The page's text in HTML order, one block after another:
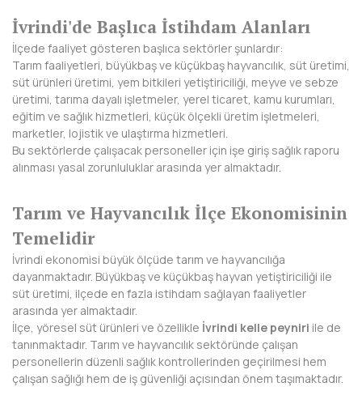
EDİRNE
ELAZIĞ
ERZİNCAN
ERZURUM
ESKİŞEHİR
GAZİANTEP
GİRESUN
GÜMÜŞHANE
HAKKARİ
HATAY
IĞDIR
İvrindi'de Başlıca İstihdam Alanları
İlçede faaliyet gösteren başlıca sektörler şunlardır:
Tarım faaliyetleri, büyükbaş ve küçükbaş hayvancılık, süt üretimi,
süt ürünleri üretimi, yem bitkileri yetiştiriciliği, meyve ve sebze
üretimi, tarıma dayalı işletmeler, yerel ticaret, kamu kurumları,
eğitim ve sağlık hizmetleri, küçük ölçekli üretim işletmeleri,
marketler, lojistik ve ulaştırma hizmetleri.
Bu sektörlerde çalışacak personeller için işe giriş sağlık raporu
alınması yasal zorunluluklar arasında yer almaktadır.
Tarım ve Hayvancılık İlçe Ekonomisinin
Temelidir
İvrindi ekonomisi büyük ölçüde tarım ve hayvancılığa
dayanmaktadır. Büyükbaş ve küçükbaş hayvan yetiştiriciliği ile
süt üretimi, ilçede en fazla istihdam sağlayan faaliyetler
arasında yer almaktadır.
İlçe, yöresel süt ürünleri ve özellikle İvrindi kelle peyniri ile de
tanınmaktadır. Tarım ve hayvancılık sektöründe çalışan
personellerin düzenli sağlık kontrollerinden geçirilmesi hem
çalışan sağlığı hem de iş güvenliği açısından önem taşımaktadır.